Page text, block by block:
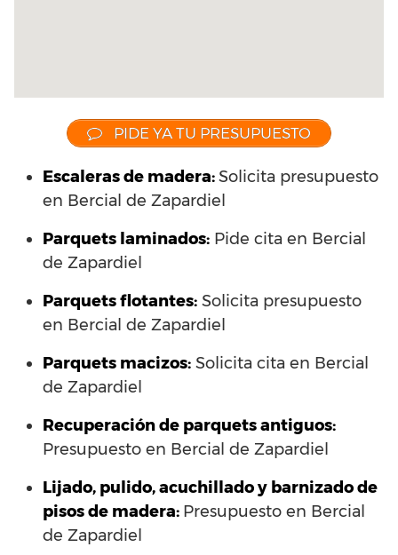
PIDE YA TU PRESUPUESTO
Escaleras de madera:Solicita presupuesto
en Bercial de Zapardiel
Parquets laminados: Pide cita en Bercial
de Zapardiel
Parquets flotantes: Solicita presupuesto
en Bercial de Zapardiel
Parquets macizos: Solicita cita en Bercial
de Zapardiel
Recuperación de parquets antiguos:
Presupuesto en Bercial de Zapardiel
Lijado, pulido, acuchillado y barnizado de
pisos de madera: Presupuesto en Bercial
de Zapardiel